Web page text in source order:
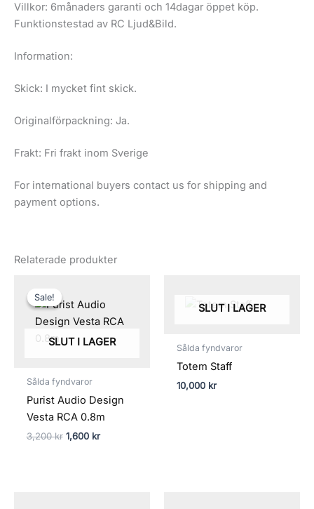
Villkor: 6månaders garanti och 14dagar öppet köp.
Funktionstestad av RC Ljud&Bild.
Information:
Skick: I mycket fint skick.
Originalförpackning: Ja.
Frakt: Fri frakt inom Sverige
For international buyers contact us for shipping and
payment options.
Relaterade produkter
Sale!
SLUT I LAGER
Sale!
Sålda fyndvaror
Purist Audio Design
Vesta RCA 0.8m
3,200kr
priset
var:
3,200 kr.
1,600 kr
priset
är:
1,600 kr.
SLUT I LAGER
Sålda fyndvaror
Totem Staff
10,000 kr